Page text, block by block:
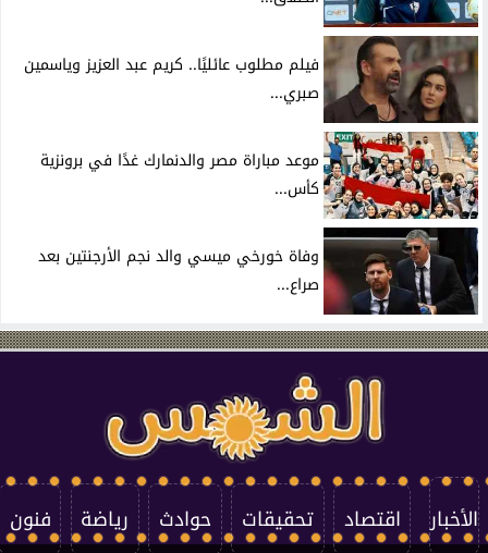
فيلم مطلوب عائليًا.. كريم عبد العزيز وياسمين
صبري...
موعد مباراة مصر والدنمارك غدًا في برونزية
كأس...
وفاة خورخي ميسي والد نجم الأرجنتين بعد
صراع...
الأخبار اقتصاد تحقيقات حوادث رياضة فنون